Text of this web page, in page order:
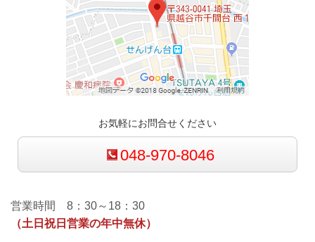
お気軽にお問合せください
048-970-8046
営業時間 8：30～18：30
（土日祝日営業の年中無休）